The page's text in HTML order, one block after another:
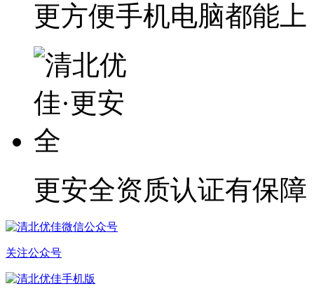
更方便手机电脑都能上
更安全资质认证有保障
关注公众号